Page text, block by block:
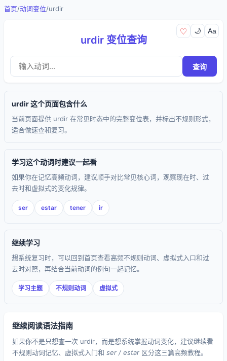
首页/动词变位/urdir
♡ 🌙 Aa
urdir 变位查询
查询
urdir 这个页面包含什么
当前页面提供 urdir 在常见时态中的完整变位表，并标出不规则形式，
适合做速查和复习。
学习这个动词时建议一起看
如果你在记忆高频动词，建议顺手对比常见核心词，观察现在时、过
去时和虚拟式的变化规律。
ser estar tener ir
继续学习
想系统复习时，可以回到首页查看高频不规则动词、虚拟式入口和过
去时对照，再结合当前动词的例句一起记忆。
学习主题 不规则动词 虚拟式
继续阅读语法指南
如果你不是只想查一次 urdir，而是想系统掌握动词变化，建议继续看
不规则动词记忆、虚拟式入门和 ser / estar 区分这三篇高频教程。